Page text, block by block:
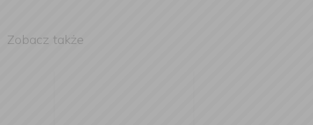
Zobacz także